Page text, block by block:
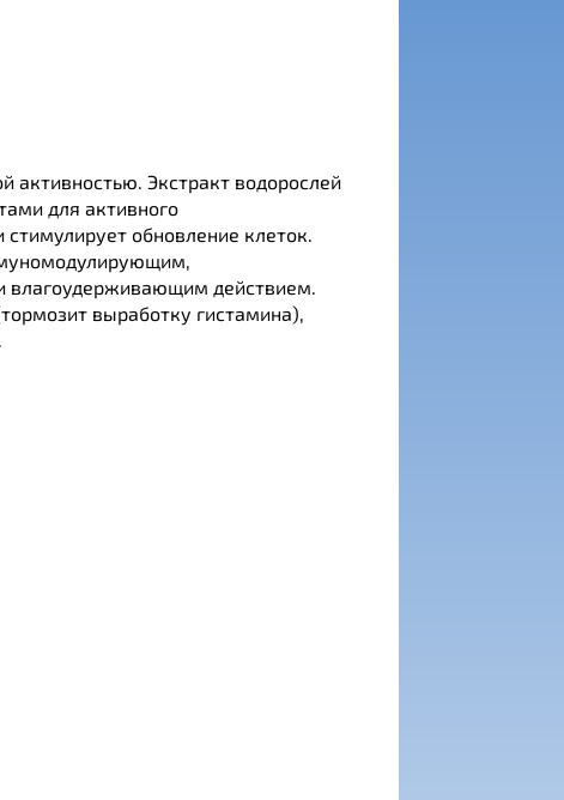
активностью. Экстракт водорослей
для активного
обновление клеток.
действием.
выработку гистамина),